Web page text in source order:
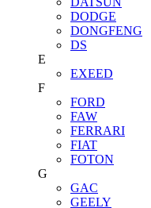
DODGE
DONGFENG
DS
E
EXEED
F
FORD
FAW
FERRARI
FIAT
FOTON
G
GAC
GEELY